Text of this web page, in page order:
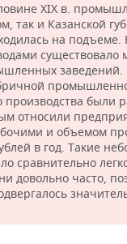
XIX в.
так и Казанской
на подъеме.
существовало
заведений.
производства были
относили
и объемом
в год. Такие
сравнительно
довольно часто,